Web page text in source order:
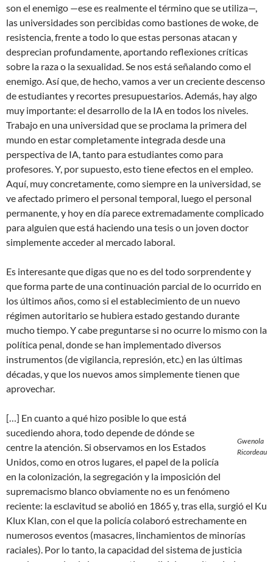
son el enemigo —ese es realmente el término que se utiliza—,
las universidades son percibidas como bastiones de woke, de
resistencia, frente a todo lo que estas personas atacan y
desprecian profundamente, aportando reflexiones críticas
sobre la raza o la sexualidad. Se nos está señalando como el
enemigo. Así que, de hecho, vamos a ver un creciente descenso
de estudiantes y recortes presupuestarios. Además, hay algo
muy importante: el desarrollo de la IA en todos los niveles.
Trabajo en una universidad que se proclama la primera del
mundo en estar completamente integrada desde una
perspectiva de IA, tanto para estudiantes como para
profesores. Y, por supuesto, esto tiene efectos en el empleo.
Aquí, muy concretamente, como siempre en la universidad, se
ve afectado primero el personal temporal, luego el personal
permanente, y hoy en día parece extremadamente complicado
para alguien que está haciendo una tesis o un joven doctor
simplemente acceder al mercado laboral.
Es interesante que digas que no es del todo sorprendente y
que forma parte de una continuación parcial de lo ocurrido en
los últimos años, como si el establecimiento de un nuevo
régimen autoritario se hubiera estado gestando durante
mucho tiempo. Y cabe preguntarse si no ocurre lo mismo con la
política penal, donde se han implementado diversos
instrumentos (de vigilancia, represión, etc.) en las últimas
décadas, y que los nuevos amos simplemente tienen que
aprovechar.
Gwenola
Ricordeau
[…] En cuanto a qué hizo posible lo que está
sucediendo ahora, todo depende de dónde se
centre la atención. Si observamos en los Estados
Unidos, como en otros lugares, el papel de la policía
en la colonización, la segregación y la imposición del
supremacismo blanco obviamente no es un fenómeno
reciente: la esclavitud se abolió en 1865 y, tras ella, surgió el Ku
Klux Klan, con el que la policía colaboró estrechamente en
numerosos eventos (masacres, linchamientos de minorías
raciales). Por lo tanto, la capacidad del sistema de justicia